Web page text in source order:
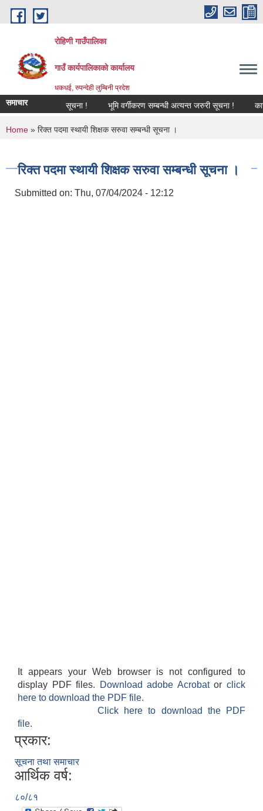
Skip to main content
रोहिणी गाउँपालिका
गाउँ कार्यपालिकाको कार्यालय
धकधई, रुपन्देही लुम्बिनी प्रदेश
समाचार सूचना ! भूमि वर्गीकरण सम्बन्धी अत्यन्त जरुरी सूचना !
You are here
Home » रिक्त पदमा स्थायी शिक्षक सरुवा सम्बन्धी सूचना ।
रिक्त पदमा स्थायी शिक्षक सरुवा सम्बन्धी सूचना ।
Submitted on: Thu, 07/04/2024 - 12:12
It appears your Web browser is not configured to
display PDF files.
Download adobe Acrobatorclick
here to download the PDF file.
Click here to download the PDF
file.
प्रकार:
सूचना तथा समाचार
आर्थिक वर्ष:
८०/८१